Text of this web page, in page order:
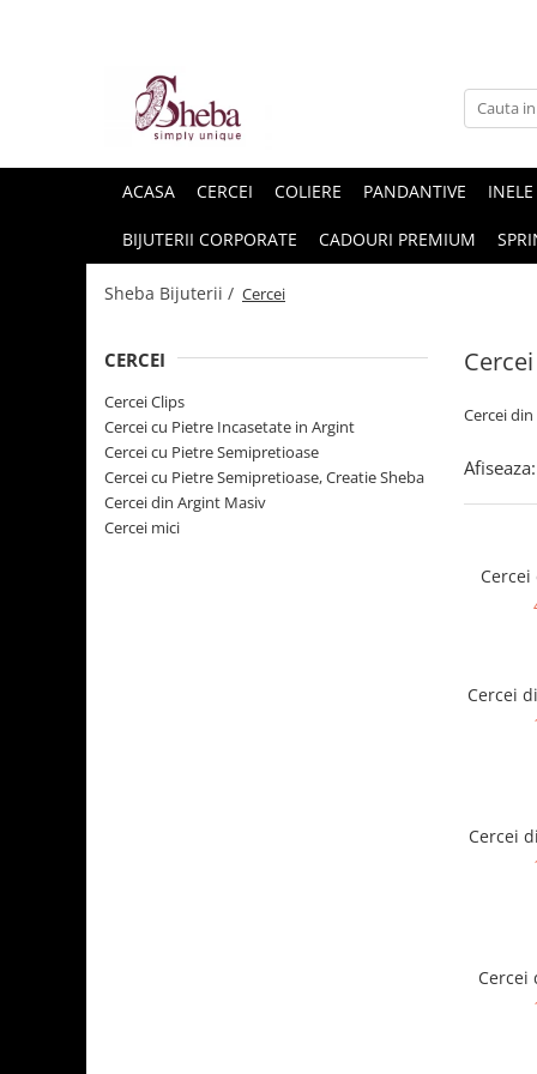
ACASA CERCEI COLIERE PANDANTIVE INELE
BIJUTERII CORPORATE CADOURI PREMIUM
Sheba Bijuterii / Cercei
Cercei
Cercei
CERCEI
Cercei Clips
Cercei cu Pietre Incasetate in Argint
Cercei cu Pietre Semipretioase
Cercei cu Pietre Semipretioase, Creatie Sheba
Cercei din Argint Masiv
Cercei mici
Afiseaza:
Cercei
Cercei
Cercei